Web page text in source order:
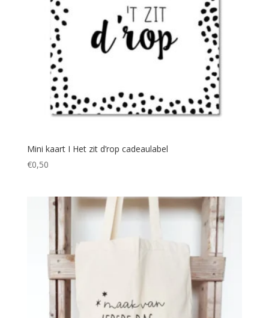
Mini kaart I Het zit d’rop cadeaulabel
€0,50